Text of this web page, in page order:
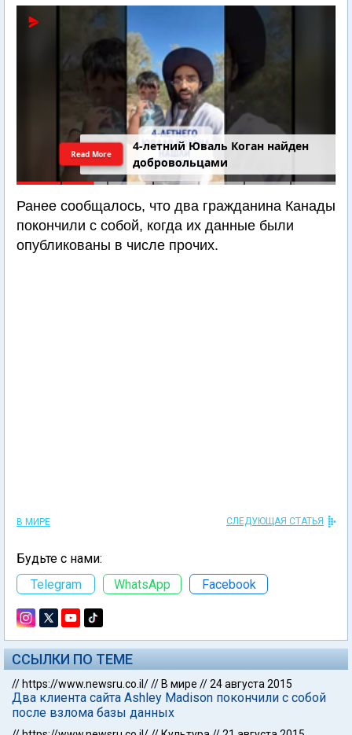
4-летний Юваль Коган найден
добровольцами
Read More
Ранее сообщалось, что два гражданина Канады
покончили с собой, когда их данные были
опубликованы в числе прочих.
В МИРЕ СЛЕДУЮЩАЯ СТАТЬЯ
Будьте с нами:
Telegram
WhatsApp Facebook
ССЫЛКИ ПО ТЕМЕ
// https://www.newsru.co.il/// В мире //24 августа 2015
Два клиента сайта Ashley Madison покончили с собой
после взлома базы данных